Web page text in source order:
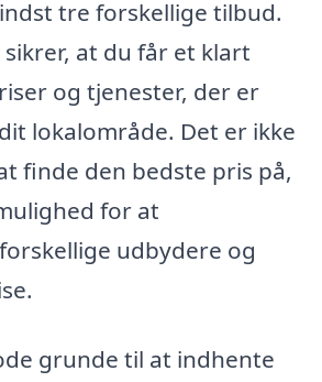
tre forskellige tilbud.
at du får et klart
og tjenester, der er
lokalområde. Det er ikke
finde den bedste pris på,
for at
udbydere og
grunde til at indhente